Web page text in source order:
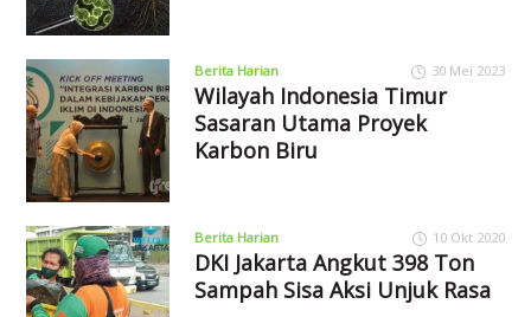
Berita Harian 30 Mei 2023
Wilayah Indonesia Timur
Sasaran Utama Proyek
Karbon Biru
Berita Harian 10 Okt 2020
DKI Jakarta Angkut 398 Ton
Sampah Sisa Aksi Unjuk Rasa